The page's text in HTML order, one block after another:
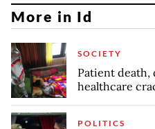
More in Id
SOCIETY
Patient death,
healthcare
POLITICS